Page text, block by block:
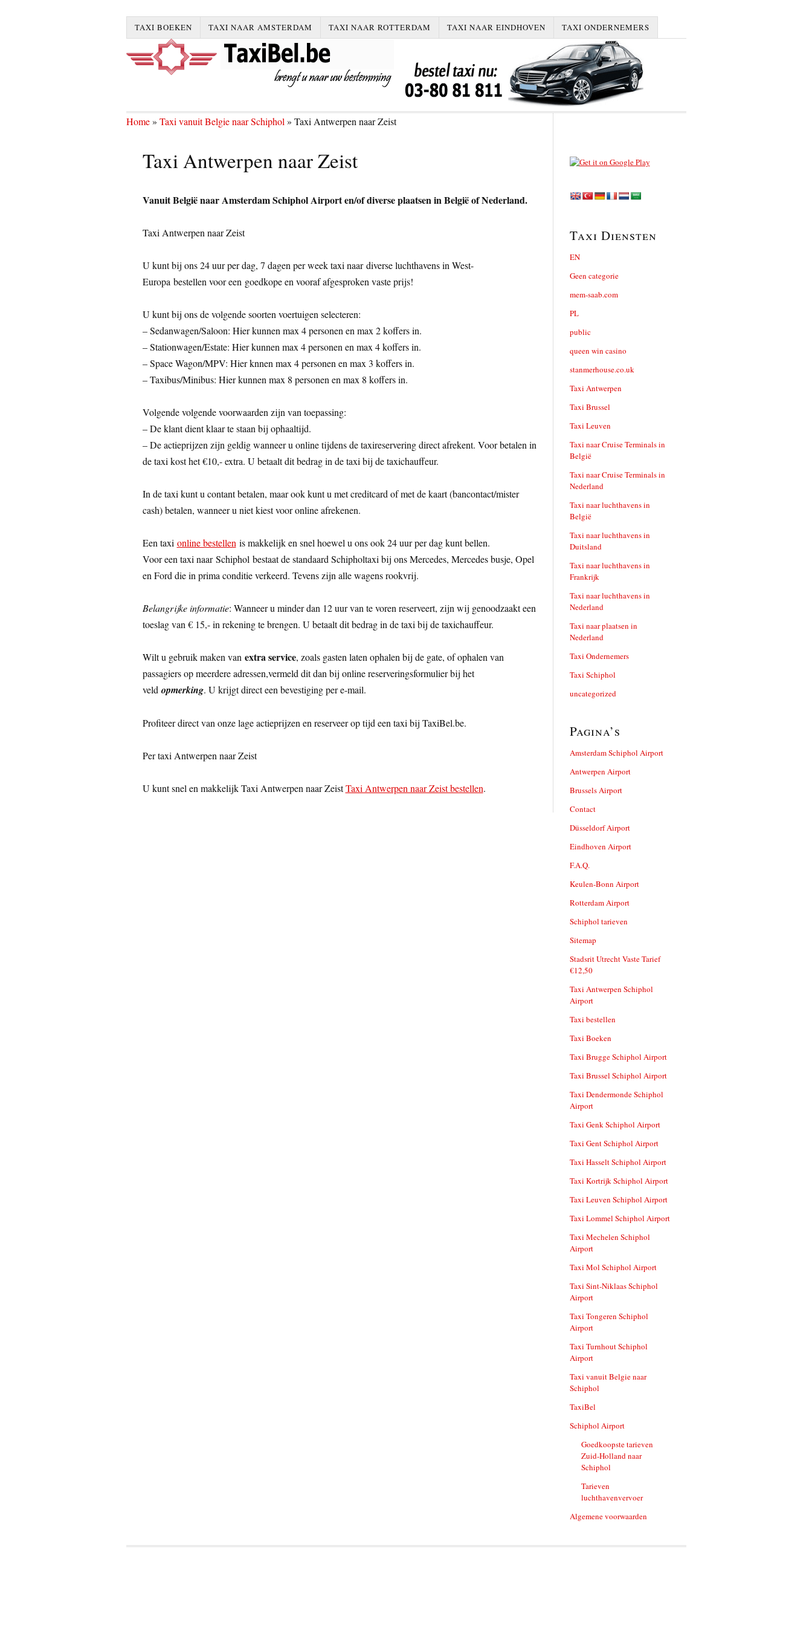
TAXI BOEKEN TAXI NAAR AMSTERDAM TAXI NAAR ROTTERDAM TAXI NAAR EINDHOVEN TAXI ONDERNEMERS
Home» Taxi vanuit Belgie naar Schiphol » Taxi Antwerpen naar Zeist
Taxi Antwerpen naar Zeist
Vanuit België naar Amsterdam Schiphol Airport en/of diverse plaatsen in België of Nederland.
Taxi Antwerpen naar Zeist
U kunt bij ons 24 uur per dag, 7 dagen per week taxi naar diverse luchthavens in West-
Europa bestellen voor een goedkope en vooraf afgesproken vaste prijs!
U kunt bij ons de volgende soorten voertuigen selecteren:
– Sedanwagen/Saloon: Hier kunnen max 4 personen en max 2 koffers in.
– Stationwagen/Estate: Hier kunnen max 4 personen en max 4 koffers in.
– Space Wagon/MPV: Hier knnen max 4 personen en max 3 koffers in.
– Taxibus/Minibus: Hier kunnen max 8 personen en max 8 koffers in.
Volgende volgende voorwaarden zijn van toepassing:
– De klant dient klaar te staan bij ophaaltijd.
– De actieprijzen zijn geldig wanneer u online tijdens de taxireservering direct afrekent. Voor betalen in
de taxi kost het €10,- extra. U betaalt dit bedrag in de taxi bij de taxichauffeur.
In de taxi kunt u contant betalen, maar ook kunt u met creditcard of met de kaart (bancontact/mister
cash) betalen, wanneer u niet kiest voor online afrekenen.
Een taxi online bestellen is makkelijk en snel hoewel u ons ook 24 uur per dag kunt bellen.
Voor een taxi naar Schiphol bestaat de standaard Schipholtaxi bij ons Mercedes, Mercedes busje, Opel
en Ford die in prima conditie verkeerd. Tevens zijn alle wagens rookvrij.
Belangrijke informatie: Wanneer u minder dan 12 uur van te voren reserveert, zijn wij genoodzaakt een
toeslag van € 15,- in rekening te brengen. U betaalt dit bedrag in de taxi bij de taxichauffeur.
Wilt u gebruik maken van extra service, zoals gasten laten ophalen bij de gate, of ophalen van
passagiers op meerdere adressen,vermeld dit dan bij online reserveringsformulier bij het
veld opmerking. U krijgt direct een bevestiging per e-mail.
Profiteer direct van onze lage actieprijzen en reserveer op tijd een taxi bij TaxiBel.be.
Per taxi Antwerpen naar Zeist
U kunt snel en makkelijk Taxi Antwerpen naar ZeistTaxi Antwerpen naar Zeist bestellen.
Taxi Diensten
EN
Geen categorie
mem-saab.com
PL
public
queen win casino
stanmerhouse.co.uk
Taxi Antwerpen
Taxi Brussel
Taxi Leuven
Taxi naar Cruise Terminals in
België
Taxi naar Cruise Terminals in
Nederland
Taxi naar luchthavens in
België
Taxi naar luchthavens in
Duitsland
Taxi naar luchthavens in
Frankrijk
Taxi naar luchthavens in
Nederland
Taxi naar plaatsen in
Nederland
Taxi Ondernemers
Taxi Schiphol
uncategorized
Pagina’s
Amsterdam Schiphol Airport
Antwerpen Airport
Brussels Airport
Contact
Düsseldorf Airport
Eindhoven Airport
F.A.Q.
Keulen-Bonn Airport
Rotterdam Airport
Schiphol tarieven
Sitemap
Stadsrit Utrecht Vaste Tarief
€12,50
Taxi Antwerpen Schiphol
Airport
Taxi bestellen
Taxi Boeken
Taxi Brugge Schiphol Airport
Taxi Brussel Schiphol Airport
Taxi Dendermonde Schiphol
Airport
Taxi Genk Schiphol Airport
Taxi Gent Schiphol Airport
Taxi Hasselt Schiphol Airport
Taxi Kortrijk Schiphol Airport
Taxi Leuven Schiphol Airport
Taxi Lommel Schiphol Airport
Taxi Mechelen Schiphol
Airport
Taxi Mol Schiphol Airport
Taxi Sint-Niklaas Schiphol
Airport
Taxi Tongeren Schiphol
Airport
Taxi Turnhout Schiphol
Airport
Taxi vanuit Belgie naar
Schiphol
TaxiBel
Schiphol Airport
Goedkoopste tarieven
Zuid-Holland naar
Schiphol
Tarieven
luchthavenvervoer
Algemene voorwaarden